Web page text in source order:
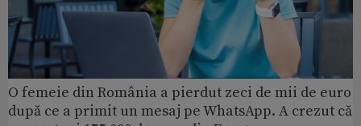
O femeie din România a pierdut zeci de mii de euro
după ce a primit un mesaj pe WhatsApp. A crezut că